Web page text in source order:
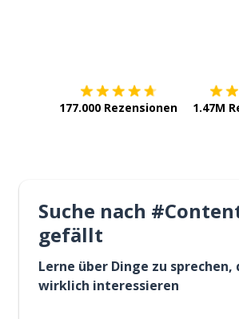
177.000 Rezensionen 1.47M
Suche nach
gefällt
Lerne über Dinge zu sprechen,
wirklich interessieren